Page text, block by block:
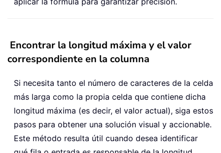
Encontrar la longitud máxima y el valor
correspondiente en la columna
Si necesita tanto el número de caracteres de la celda
más larga como la propia celda que contiene dicha
longitud máxima (es decir, el valor actual), siga estos
pasos para obtener una solución visual y accionable.
Este método resulta útil cuando desea identificar